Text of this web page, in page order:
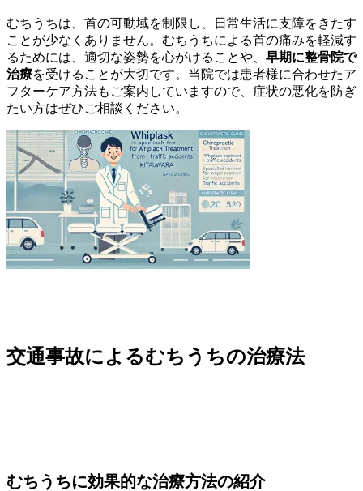
むちうちは、首の可動域を制限し、日常生活に支障をきたす
ことが少なくありません。むちうちによる首の痛みを軽減す
るためには、適切な姿勢を心がけることや、 早期に整骨院で
治療を受けることが大切です。当院では患者様に合わせたア
フターケア方法もご案内していますので、症状の悪化を防ぎ
たい方はぜひご相談ください。
交通事故によるむちうちの治療法
むちうちに効果的な治療方法の紹介